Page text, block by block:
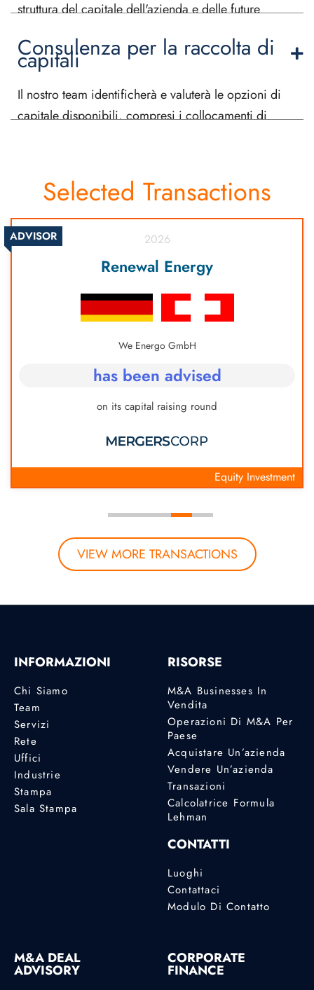
struttura del capitale dell'azienda e delle future
Consulenza per la raccolta di
capitali
Il nostro team identificherà e valuterà le opzioni di
capitale disponibili, compresi i collocamenti di
dell'IPO.Selected Transactions
ADVISOR 2026
Renewal Energy
We Energo GmbH
has been advised
on its capital raising round
Equity Investment
VIEW MORE TRANSACTIONS
INFORMAZIONI
Chi Siamo
Team
Servizi
Rete
Uffici
Industrie
Stampa
Sala Stampa
RISORSE
M&A Businesses In
Vendita
Operazioni Di M&A Per
Paese
Acquistare Un’azienda
Vendere Un’azienda
Transazioni
Calcolatrice Formula
Lehman
CONTATTI
Luoghi
Contattaci
Modulo Di Contatto
M&A DEAL
ADVISORY
CORPORATE
FINANCE